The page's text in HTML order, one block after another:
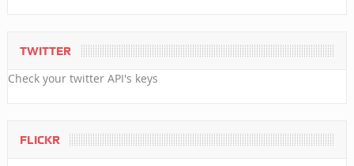
TWITTER
Check your twitter API's keys
FLICKR